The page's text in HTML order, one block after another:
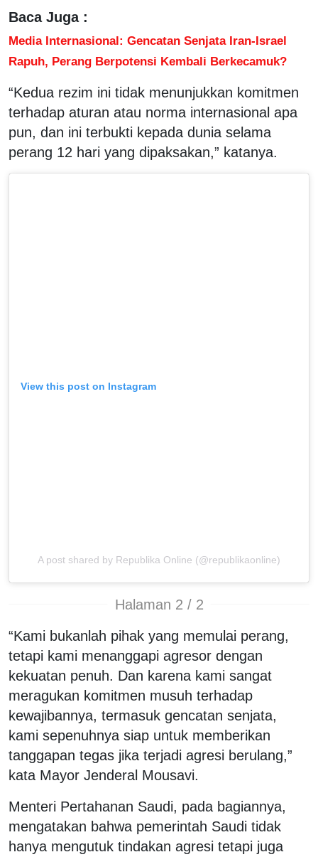
Baca Juga :
Media Internasional: Gencatan Senjata Iran-Israel
Rapuh, Perang Berpotensi Kembali Berkecamuk?
“Kedua rezim ini tidak menunjukkan komitmen
terhadap aturan atau norma internasional apa
pun, dan ini terbukti kepada dunia selama
perang 12 hari yang dipaksakan,” katanya.
View this post on Instagram
A post shared by Republika Online (@republikaonline)
Halaman 2 / 2
“Kami bukanlah pihak yang memulai perang,
tetapi kami menanggapi agresor dengan
kekuatan penuh. Dan karena kami sangat
meragukan komitmen musuh terhadap
kewajibannya, termasuk gencatan senjata,
kami sepenuhnya siap untuk memberikan
tanggapan tegas jika terjadi agresi berulang,”
kata Mayor Jenderal Mousavi.
Menteri Pertahanan Saudi, pada bagiannya,
mengatakan bahwa pemerintah Saudi tidak
hanya mengutuk tindakan agresi tetapi juga